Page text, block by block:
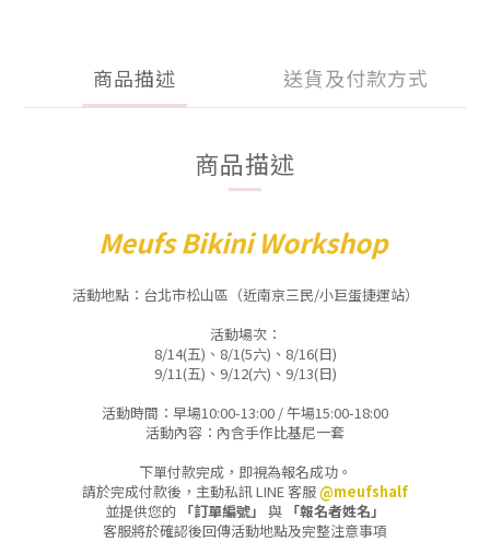
商品描述 送貨及付款方式
商品描述
Meufs Bikini Workshop
活動地點：台北市松山區（近南京三民/小巨蛋捷運站）
活動場次：
8/14(五)、 8/1(5六)、8/16(日)
9/11(五)、9/12(六)、9/13(日)
活動時間：早場10:00-13:00 / 午場15:00-18:00
活動內容：內含手作比基尼一套
下單付款完成，即視為報名成功。
請於完成付款後，主動私訊 LINE 客服@meufshalf
並提供您的 「訂單編號」 與 「報名者姓名」
客服將於確認後回傳活動地點及完整注意事項